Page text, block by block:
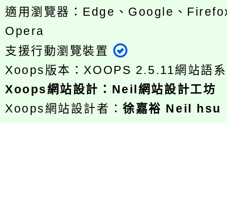
適用瀏覽器：Edge、Google、
Opera
支援行動瀏覽裝置
Xoops版本： XOOPS 2.5.11網站語
Xoops網站設計 ： Neil網站設計工坊
Xoops網站設計者：徐嘉裕 Neil hsu